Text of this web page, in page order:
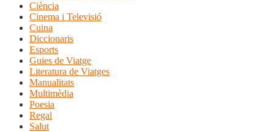
Ciència
Cinema i Televisió
Cuina
Diccionaris
Esports
Guies de Viatge
Literatura de Viatges
Manualitats
Multimèdia
Poesia
Regal
Salut